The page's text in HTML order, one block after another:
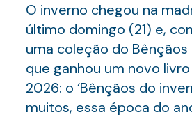
O inverno chegou na
último domingo (21) e,
uma coleção do Bênçãos
que ganhou um novo
2026: o ‘Bênçãos do
muitos, essa época do